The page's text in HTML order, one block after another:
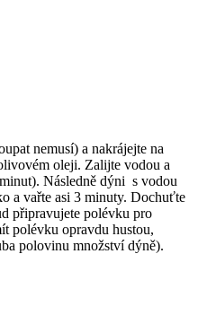
nemusí) a nakrájejte na
oleji. Zalijte vodou a
Následně dýni s vodou
a vařte asi 3 minuty. Dochuťte
připravujete polévku pro
polévku opravdu hustou,
polovinu množství dýně).